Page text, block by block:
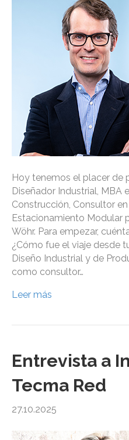
Hoy tenemos el placer de
Diseñador Industrial, MBA
Construcción, Consultor
Estacionamiento Modular
Wöhr. Para empezar,
¿Cómo fue el viaje desde
Diseño Industrial y de
como consultor…
Leer más
Entrevista a
Tecma Red
27.10.2025